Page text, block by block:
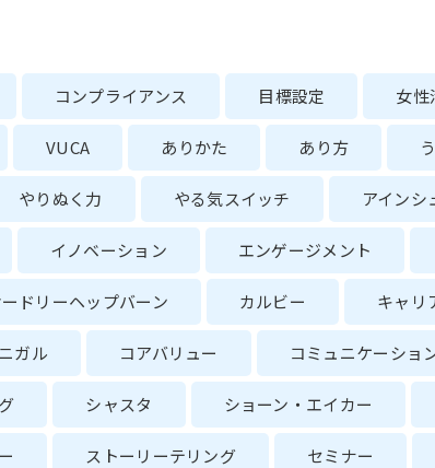
コンプライアンス 目標設定 女性
VUCA ありかた あり方
やりぬく力 やる気スイッチ アインシ
イノベーション エンゲージメント
ドリーヘップバーン カルビー キャリ
ガル コアバリュー コミュニケーショ
シャスタ ショーン・エイカー
ストーリーテリング セミナー